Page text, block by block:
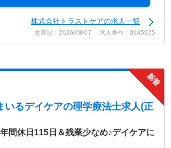
株式会社トラストケアの求人一覧
更新日：2026/08/07 求人番号：9145925
いるデイケアの理学療法士求人(正
間休日115日＆残業少なめ♪デイケアに